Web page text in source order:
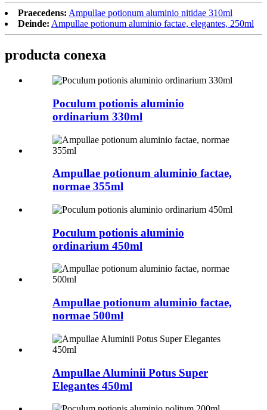
Praecedens: Ampullae potionum aluminio nitidae 310ml
Deinde: Ampullae potionum aluminio factae, elegantes, 250ml
producta conexa
Poculum potionis aluminio
ordinarium 330ml
Ampullae potionum aluminio factae,
normae 355ml
Poculum potionis aluminio
ordinarium 450ml
Ampullae potionum aluminio factae,
normae 500ml
Ampullae Aluminii Potus Super
Elegantes 450ml